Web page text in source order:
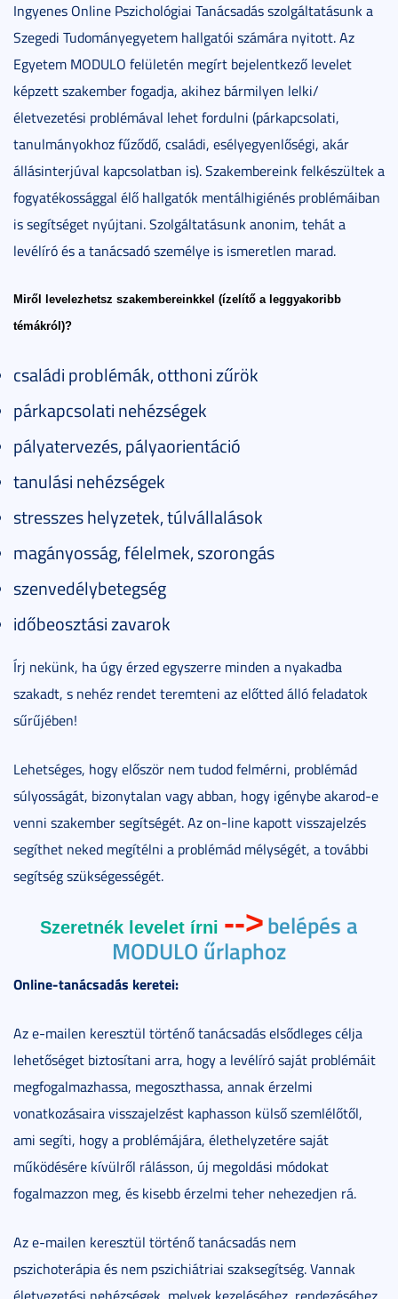
Ingyenes Online Pszichológiai Tanácsadás szolgáltatásunk a
Szegedi Tudományegyetem hallgatói számára nyitott. Az
Egyetem MODULO felületén megírt bejelentkező levelet
képzett szakember fogadja, akihez bármilyen lelki/
életvezetési problémával lehet fordulni (párkapcsolati,
tanulmányokhoz fűződő, családi, esélyegyenlőségi, akár
állásinterjúval kapcsolatban is). Szakembereink felkészültek a
fogyatékossággal élő hallgatók mentálhigiénés problémáiban
is segítséget nyújtani. Szolgáltatásunk anonim, tehát a
levélíró és a tanácsadó személye is ismeretlen marad.
Miről levelezhetsz szakembereinkkel (ízelítő a leggyakoribb
témákról)?
családi problémák, otthoni zűrök
párkapcsolati nehézségek
pályatervezés, pályaorientáció
tanulási nehézségek
stresszes helyzetek, túlvállalások
magányosság, félelmek, szorongás
szenvedélybetegség
időbeosztási zavarok
Írj nekünk, ha úgy érzed egyszerre minden a nyakadba
szakadt, s nehéz rendet teremteni az előtted álló feladatok
sűrűjében!
Lehetséges, hogy először nem tudod felmérni, problémád
súlyosságát, bizonytalan vagy abban, hogy igénybe akarod-e
venni szakember segítségét. Az on-line kapott visszajelzés
segíthet neked megítélni a problémád mélységét, a további
segítség szükségességét.
Szeretnék levelet írni -->belépés a
MODULO űrlaphoz
Online-tanácsadás keretei:
Az e-mailen keresztül történő tanácsadás elsődleges célja
lehetőséget biztosítani arra, hogy a levélíró saját problémáit
megfogalmazhassa, megoszthassa, annak érzelmi
vonatkozásaira visszajelzést kaphasson külső szemlélőtől,
ami segíti, hogy a problémájára, élethelyzetére saját
működésére kívülről rálásson, új megoldási módokat
fogalmazzon meg, és kisebb érzelmi teher nehezedjen rá.
Az e-mailen keresztül történő tanácsadás nem
pszichoterápia és nem pszichiátriai szaksegítség. Vannak